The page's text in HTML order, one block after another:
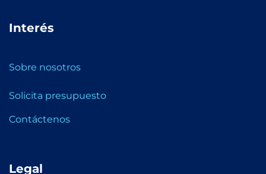
Interés
Sobre nosotros
Solicita presupuesto
Contáctenos
Legal